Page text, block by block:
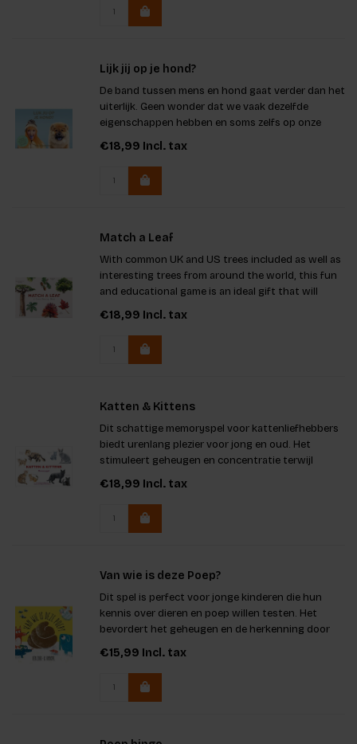
Lijk jij op je hond?
De band tussen mens en hond gaat verder dan het
uiterlijk. Geen wonder dat we vaak dezelfde
eigenschappen hebben en soms zelfs op onze
trouwe viervoeters lijken.
€18,99 Incl. tax
Match a Leaf
With common UK and US trees included as well as
interesting trees from around the world, this fun
and educational game is an ideal gift that will
appeal to nature lovers everywhere..
€18,99 Incl. tax
Katten & Kittens
Dit schattige memoryspel voor kattenliefhebbers
biedt urenlang plezier voor jong en oud. Het
stimuleert geheugen en concentratie terwijl
spelers de 25 katten en hun kittens bij elkaar
zoeken. Met prachtige aquarelillustraties van
Marcel George en een info
€18,99 Incl. tax
Van wie is deze Poep?
Dit spel is perfect voor jonge kinderen die hun
kennis over dieren en poep willen testen. Het
bevordert het geheugen en de herkenning door
het combineren van 54 unieke kaarten. Inclusief
een boekje met interessante feitjes, maakt het
leerzaam en leuk. Met
€15,99 Incl. tax